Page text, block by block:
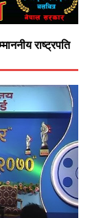
राष्ट्रपति